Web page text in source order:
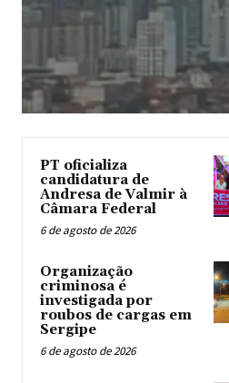
PT oficializa
candidatura de
Andresa de Valmir à
Câmara Federal
6 de agosto de 2026
Organização
criminosa é
investigada por
roubos de cargas em
Sergipe
6 de agosto de 2026